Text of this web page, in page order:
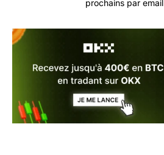
prochains par email